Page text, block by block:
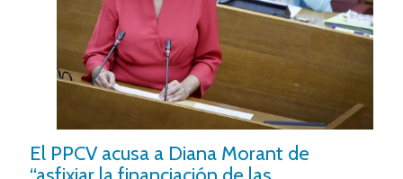
El PPCV acusa a Diana Morant de